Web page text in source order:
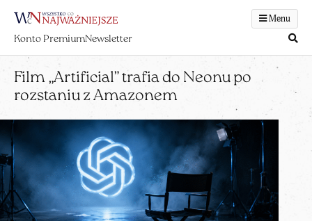
Menu
Konto PremiumNewsletter
Film „Artificial” trafia do Neonu po
rozstaniu z Amazonem